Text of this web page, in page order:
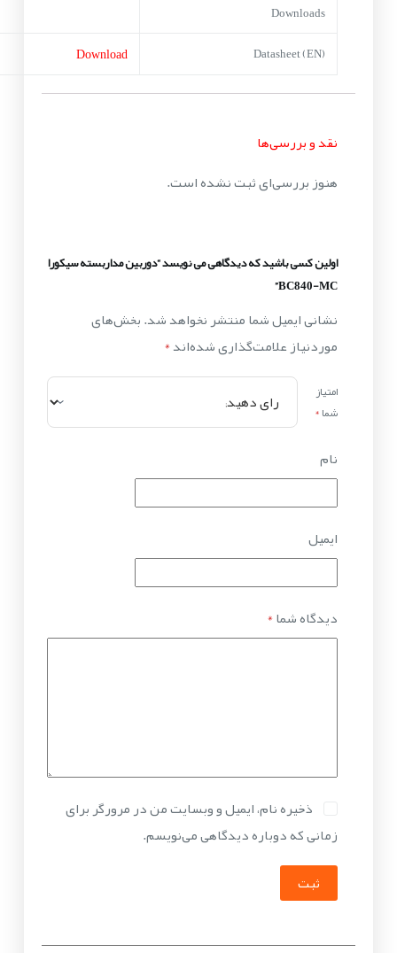
Downloads
Datasheet (EN)
Download
نقد و بررسی‌ها
هنوز بررسی‌ای ثبت نشده است.
اولین کسی باشید که دیدگاهی می نویسد “دوربین مداربسته سیکورا
BC840-MC”
نشانی ایمیل شما منتشر نخواهد شد.بخش‌های
موردنیاز علامت‌گذاری شده‌اند*
امتیاز
شما*
نام
ایمیل
دیدگاه شما*
ذخیره نام، ایمیل و وبسایت من در مرورگر برای
زمانی که دوباره دیدگاهی می‌نویسم.
ثبت